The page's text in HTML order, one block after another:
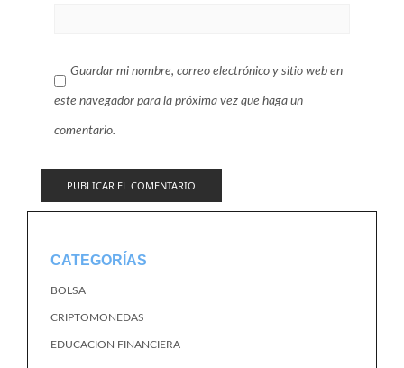
Guardar mi nombre, correo electrónico y sitio web en
este navegador para la próxima vez que haga un
comentario.
CATEGORÍAS
BOLSA
CRIPTOMONEDAS
EDUCACION FINANCIERA